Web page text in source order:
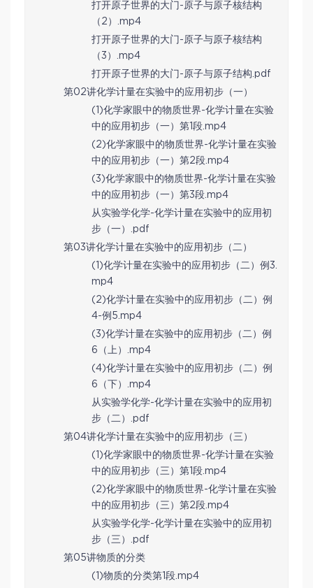
打开原子世界的大门-原子与原子核结构
（2）.mp4
打开原子世界的大门-原子与原子核结构
（3）.mp4
打开原子世界的大门-原子与原子结构.pdf
第02讲化学计量在实验中的应用初步（一）
(1)化学家眼中的物质世界-化学计量在实验
中的应用初步（一）第1段.mp4
(2)化学家眼中的物质世界-化学计量在实验
中的应用初步（一）第2段.mp4
(3)化学家眼中的物质世界-化学计量在实验
中的应用初步（一）第3段.mp4
从实验学化学-化学计量在实验中的应用初
步（一）.pdf
第03讲化学计量在实验中的应用初步（二）
(1)化学计量在实验中的应用初步（二）例3.
mp4
(2)化学计量在实验中的应用初步（二）例
4-例5.mp4
(3)化学计量在实验中的应用初步（二）例
6（上）.mp4
(4)化学计量在实验中的应用初步（二）例
6（下）.mp4
从实验学化学-化学计量在实验中的应用初
步（二）.pdf
第04讲化学计量在实验中的应用初步（三）
(1)化学家眼中的物质世界-化学计量在实验
中的应用初步（三）第1段.mp4
(2)化学家眼中的物质世界-化学计量在实验
中的应用初步（三）第2段.mp4
从实验学化学-化学计量在实验中的应用初
步（三）.pdf
第05讲物质的分类
(1)物质的分类第1段.mp4